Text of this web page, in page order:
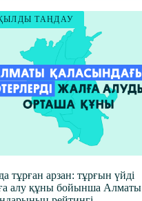
ТАҢДАУ
тұрған арзан: тұрғын үйді
алу құны бойынша Алматы